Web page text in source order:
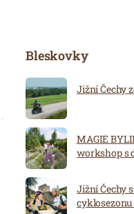
Bleskovky
Jižní Čechy
MAGIE
workshop s
Jižní Čechy